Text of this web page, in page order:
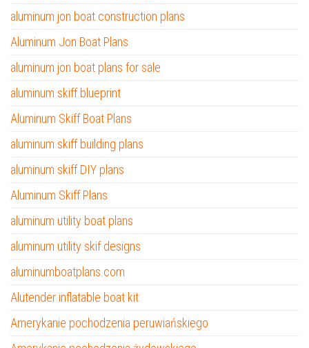
aluminum jon boat construction plans
Aluminum Jon Boat Plans
aluminum jon boat plans for sale
aluminum skiff blueprint
Aluminum Skiff Boat Plans
aluminum skiff building plans
aluminum skiff DIY plans
Aluminum Skiff Plans
aluminum utility boat plans
aluminum utility skif designs
aluminumboatplans.com
Alutender inflatable boat kit
Amerykanie pochodzenia peruwiańskiego